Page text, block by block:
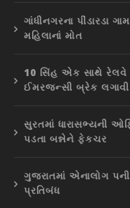
ગાંધીનગરના પીંડારડા
મહિલાનાં મોત
10 સિંહ એક સાથે રેલવે
ઈમરજન્સી બ્રેક લગાવી
સુરતમાં ધારાસભ્યની
પડતા બન્નેને ફેકચર
ગુજરાતમાં એનાલોગ
પ્રતિબંધ